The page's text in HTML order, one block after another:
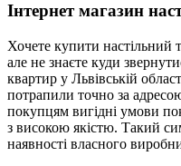
Інтернет магазин
Хочете купити настільний
але не знаєте куди
квартир у Львівській
потрапили точно за
покупцям вигідні умови
з високою якістю. Такий
наявності власного